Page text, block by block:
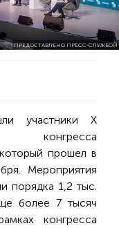
ПРЕДОСТАВЛЕНО ПРЕСС-СЛУЖБОЙ
участники X
конгресса
прошел в
Мероприятия
порядка 1,2 тыс.
более 7 тысяч
конгресса